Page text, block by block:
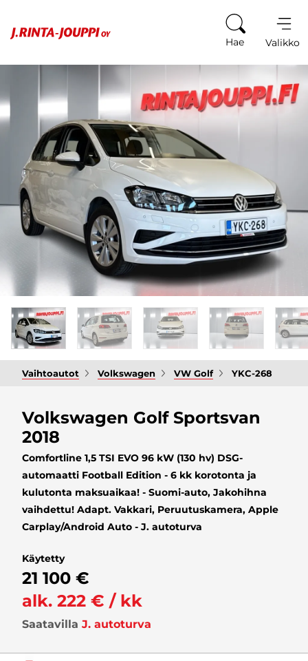
Hae Valikko
Vaihtoautot Volkswagen VW Golf YKC-268
Volkswagen Golf Sportsvan
2018
Comfortline 1,5 TSI EVO 96 kW (130 hv) DSG-
automaatti Football Edition - 6 kk korotonta ja
kulutonta maksuaikaa! - Suomi-auto, Jakohihna
vaihdettu! Adapt. Vakkari, Peruutuskamera, Apple
Carplay/Android Auto - J. autoturva
Käytetty
21 100 €
alk. 222 € / kk
Saatavilla J. autoturva